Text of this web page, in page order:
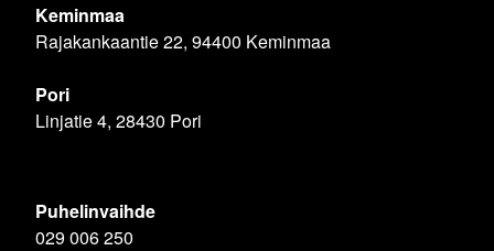
Keminmaa
Rajakankaantie 22, 94400 Keminmaa
Pori
Linjatie 4, 28430 Pori
Puhelinvaihde
029 006 250